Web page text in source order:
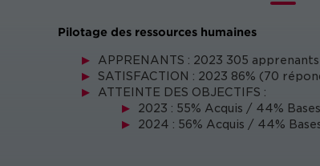
Pilotage des ressources humaines
APPRENANTS : 2023 305
SATISFACTION : 2023 86% (70
ATTEINTE DES OBJECTIFS :
2023 : 55% Acquis / 44%
2024 : 56% Acquis / 44%